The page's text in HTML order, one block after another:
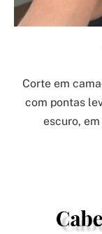
Corte em
com pontas
escuro,